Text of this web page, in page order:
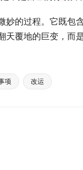
妙的过程。它既包
覆地的巨变，而
项 改运